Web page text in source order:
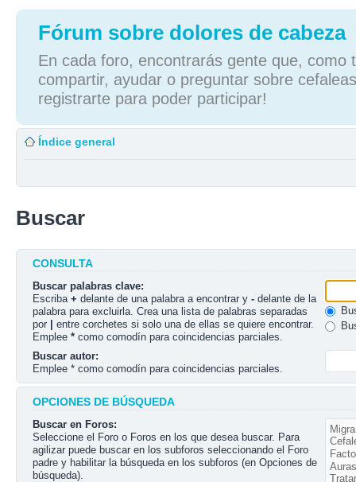
Fórum sobre dolores de cabeza
En cada foro, encontrarás gente que, como
compartir, ayudar o preguntar sobre
registrarte para poder participar!
Índice general
Buscar
CONSULTA
Buscar palabras clave:
Escriba + delante de una palabra a encontrar y - delante de la
palabra para excluirla. Crea una lista de palabras separadas
por
entre corchetes si solo una de ellas se quiere encontrar.
Emplee * como comodín para coincidencias parciales.
Buscar autor:
Emplee * como comodín para coincidencias parciales.
OPCIONES DE BÚSQUEDA
Buscar en Foros:
Seleccione el Foro o Foros en los que desea buscar. Para
agilizar puede buscar en los subforos seleccionando el Foro
padre y habilitar la búsqueda en los subforos (en Opciones de
búsqueda).